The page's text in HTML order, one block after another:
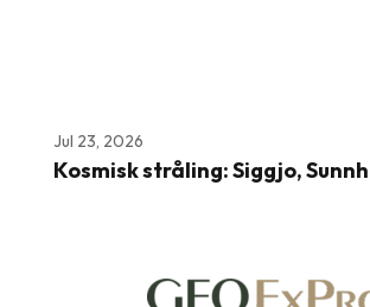
Jul 23, 2026
Kosmisk stråling: Siggjo,